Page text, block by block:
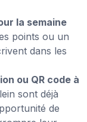
la semaine
points ou un
dans les
ou QR code à
sont déjà
de